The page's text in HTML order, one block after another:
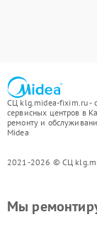
СЦ klg.midea-fixim.ru -
сервисных центров в
ремонту и
Midea
2021-2026 © СЦ
Мы